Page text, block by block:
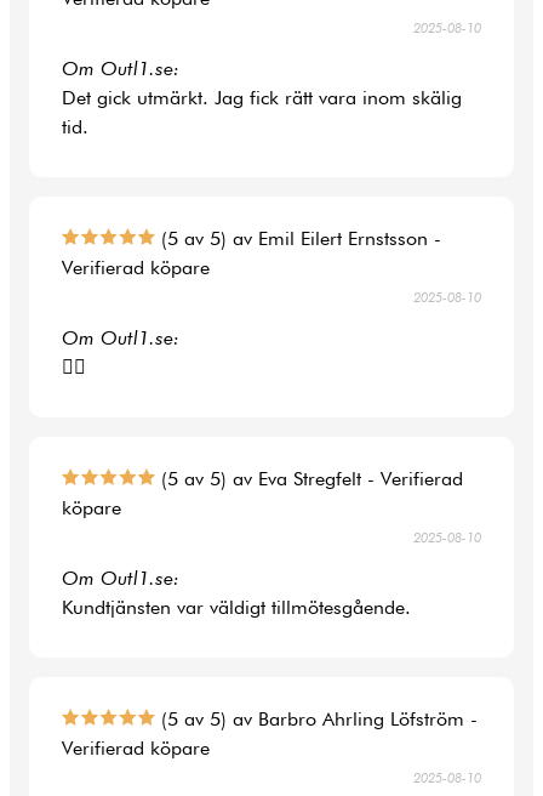
2025-08-10
Om Outl1.se:
Det gick utmärkt. Jag fick rätt vara inom skälig
tid.
(5 av 5) av Emil Eilert Ernstsson -
Verifierad köpare
2025-08-10
Om Outl1.se:
👍🏻
(5 av 5) av Eva Stregfelt - Verifierad
köpare
2025-08-10
Om Outl1.se:
Kundtjänsten var väldigt tillmötesgående.
(5 av 5) av Barbro Ahrling Löfström -
Verifierad köpare
2025-08-10